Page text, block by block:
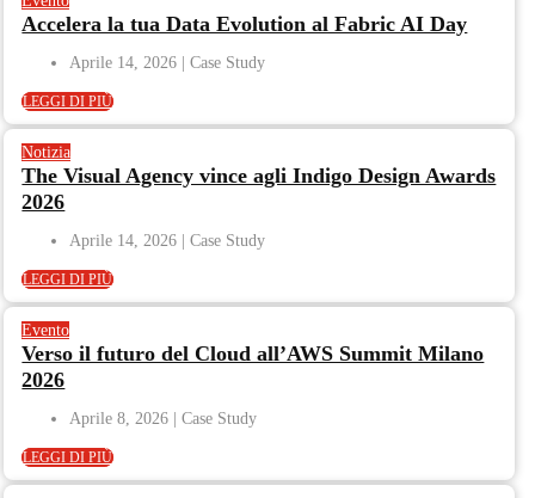
Accelera la tua Data Evolution al Fabric AI Day
Aprile 14, 2026
LEGGI DI PIÙ
Notizia
The Visual Agency vince agli Indigo Design Awards
2026
Aprile 14, 2026
LEGGI DI PIÙ
Evento
Verso il futuro del Cloud all’AWS Summit Milano
2026
Aprile 8, 2026
LEGGI DI PIÙ